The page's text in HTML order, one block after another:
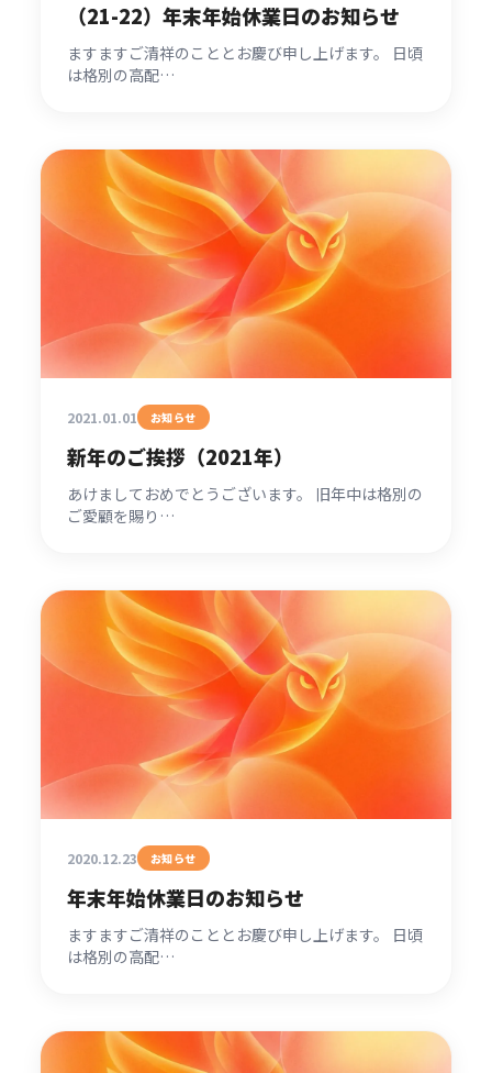
（21-22）年末年始休業日のお知らせ
ますますご清祥のこととお慶び申し上げます。 日頃
は格別の高配…
2021.01.01 お知らせ
新年のご挨拶（2021年）
あけましておめでとうございます。 旧年中は格別の
ご愛顧を賜り…
2020.12.23 お知らせ
年末年始休業日のお知らせ
ますますご清祥のこととお慶び申し上げます。 日頃
は格別の高配…